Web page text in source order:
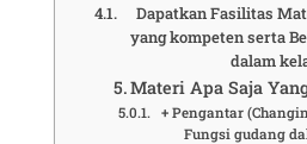
Dapatkan Fasilitas
yang kompeten serta
dalam
Materi Apa Saja
+ Pengantar
Fungsi gudang